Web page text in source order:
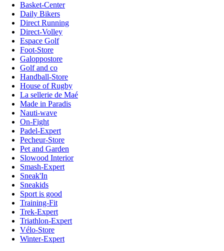
Basket-Center
Daily Bikers
Direct Running
Direct-Volley
Espace Golf
Foot-Store
Galoppostore
Golf and co
Handball-Store
House of Rugby
La sellerie de Maé
Made in Paradis
Nauti-wave
On-Fight
Padel-Expert
Pecheur-Store
Pet and Garden
Slowood Interior
Smash-Expert
Sneak'In
Sneakids
Sport is good
Training-Fit
Trek-Expert
Triathlon-Expert
Vélo-Store
Winter-Expert